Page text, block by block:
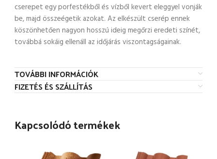
cserepet egy porfestékből és vízből kevert eleggyel vonják
be, majd összeégetik azokat. Az elkészült cserép ennek
köszönhetően nagyon hosszú ideig megőrzi eredeti színét,
továbbá sokáig ellenáll az időjárás viszontagságainak.
TOVÁBBI INFORMÁCIÓK
FIZETÉS ÉS SZÁLLÍTÁS
Kapcsolódó termékek